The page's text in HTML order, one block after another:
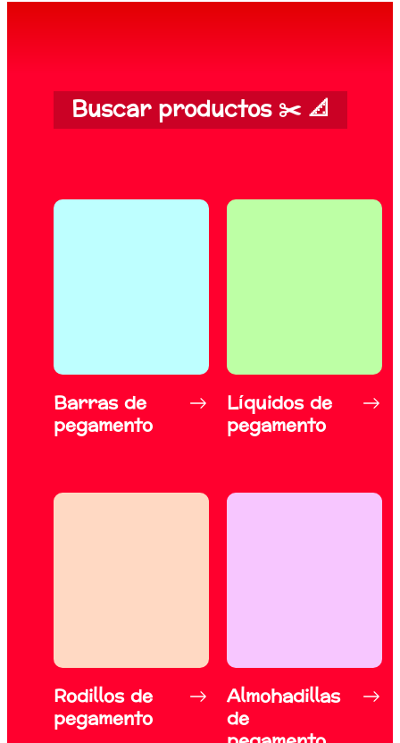
Buscar productos ✂️ 📐
Barras de
pegamento
Líquidos de
pegamento
Rodillos de
pegamento
Almohadillas
de